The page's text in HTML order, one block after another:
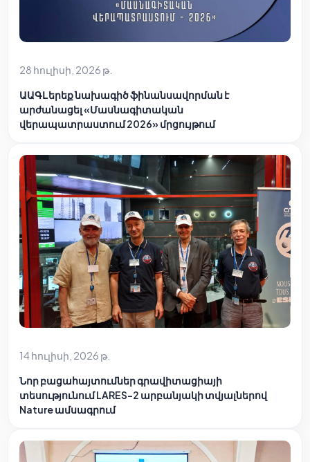
28 հուլիսի, 2026 թ.
ԱԱԳԼ երեք նախագիծ ֆինանսավորման է
արժանացել «Մասնագիտական
վերապատրաստում 2026» մրցույթում
14 հուլիսի, 2026 թ.
Նոր բացահայտումներ գրավիտացիայի
տեսությունում LARES-2 արբանյակի տվյալներով
Nature ամսագրում